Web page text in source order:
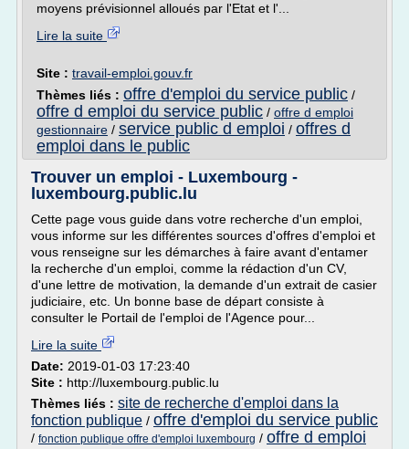
moyens prévisionnel alloués par l'Etat et l'...
Lire la suite
Site : travail-emploi.gouv.fr
Thèmes liés : offre d'emploi du service public /
offre d emploi du service public / offre d emploi
gestionnaire / service public d emploi / offres d
emploi dans le public
Trouver un emploi - Luxembourg -
luxembourg.public.lu
Cette page vous guide dans votre recherche d'un emploi,
vous informe sur les différentes sources d'offres d'emploi et
vous renseigne sur les démarches à faire avant d'entamer
la recherche d'un emploi, comme la rédaction d'un CV,
d'une lettre de motivation, la demande d'un extrait de casier
judiciaire, etc. Un bonne base de départ consiste à
consulter le Portail de l'emploi de l'Agence pour...
Lire la suite
Date: 2019-01-03 17:23:40
Site : http://luxembourg.public.lu
Thèmes liés : site de recherche d'emploi dans la
fonction publique / offre d'emploi du service public
/ fonction publique offre d'emploi luxembourg / offre d emploi